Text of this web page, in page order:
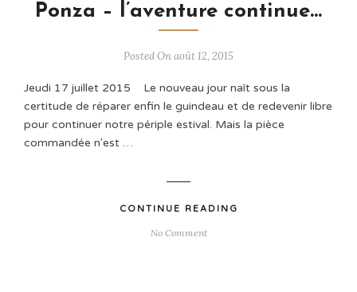
Ponza – l’aventure continue…
Posted On août 12, 2015
Jeudi 17 juillet 2015 Le nouveau jour naît sous la
certitude de réparer enfin le guindeau et de redevenir libre
pour continuer notre périple estival. Mais la pièce
commandée n'est …
CONTINUE READING
No Comment